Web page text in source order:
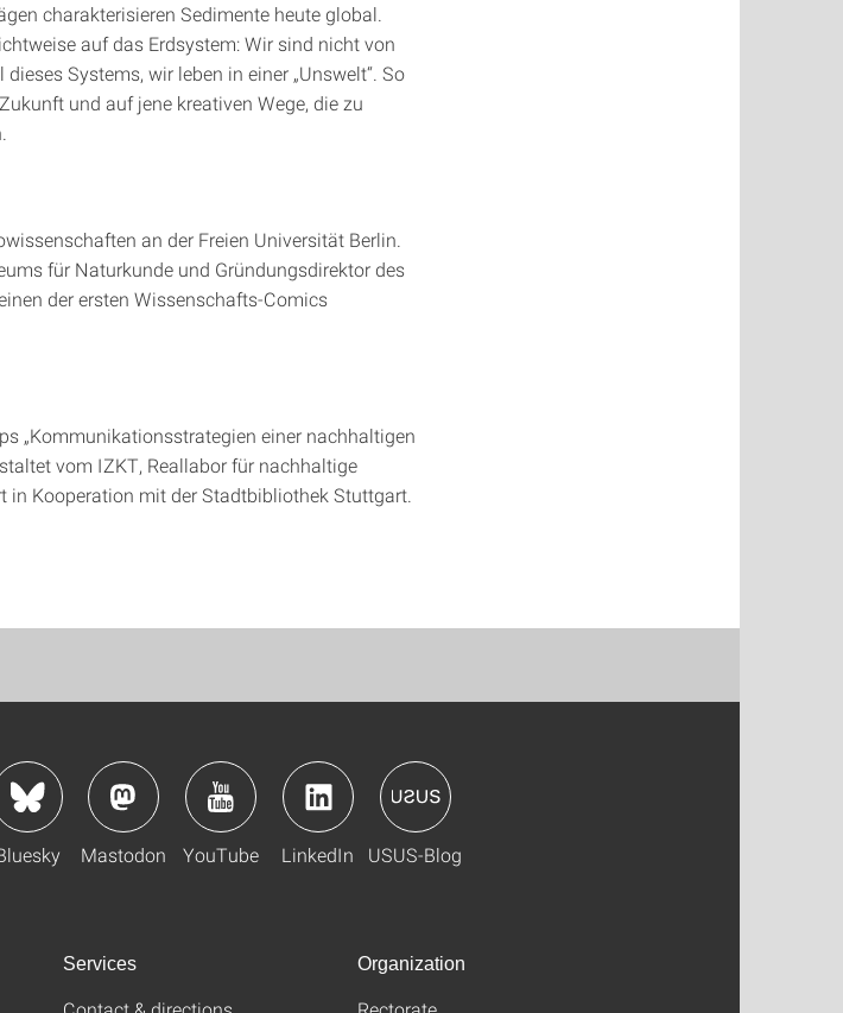
charakterisieren Sedimente heute global.
auf das Erdsystem: Wir sind nicht von
Systems, wir leben in einer „Unswelt“. So
und auf jene kreativen Wege, die zu
an der Freien Universität Berlin.
für Naturkunde und Gründungsdirektor des
der ersten Wissenschafts-Comics
„Kommunikationsstrategien einer nachhaltigen
vom IZKT, Reallabor für nachhaltige
Kooperation mit der Stadtbibliothek Stuttgart.
Mastodon YouTube LinkedIn USUS-Blog
Services Organization